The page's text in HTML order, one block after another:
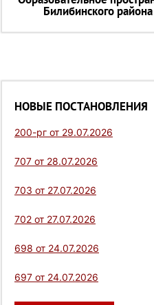
Билибинского района
НОВЫЕ ПОСТАНОВЛЕНИЯ
200-рг от 29.07.2026
707 от 28.07.2026
703 от 27.07.2026
702 от 27.07.2026
698 от 24.07.2026
697 от 24.07.2026